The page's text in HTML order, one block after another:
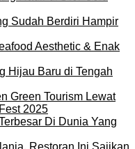
Sudah Berdiri Hampir
Aesthetic & Enak
Hijau Baru di Tengah
Green Tourism Lewat
2025
Di Dunia Yang
Restoran Ini Sajikan